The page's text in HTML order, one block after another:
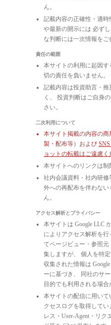
ん。
記載内容の正確性・適
や最新の開示には 必ず
な判断には一次情報をご
責任の範囲
本サイトの利用に起因
切の責任を負いません。
記載内容は投資助言・
く、 投資判断はご自身
さい。
二次利用について
本サイト掲載の内容の
製・配布等）および
ョットの転載はご遠慮く
本サイトへのリンクは制
社内会議資料・社内研
外への再配布を伴わな
ん。
アクセス解析とプライバシー
本サイトは Google LLC
によりアクセス解析を行
てページビュー・参照
集しますが、 個人を特
収集された情報は
ーに基づき、 同社のサ
目的でも利用される場合
本サイトの配信に用いて
クセスログを取得して
レス・User-Agent・リ